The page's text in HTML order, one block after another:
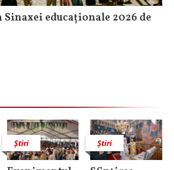
Sinaxei educaționale 2026 de
Știri Știri